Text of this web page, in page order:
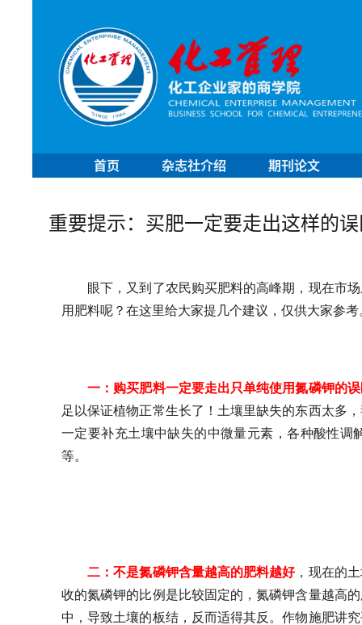
首页 杂志社介绍 期刊论文
重要提示：买肥一定要走出这样的
眼下，又到了农民购买肥料的高峰期，现在市
用肥料呢？在这里给大家提几个建议，仅供大家参考
一：购买肥料一定要走出只单纯使用氮磷钾的
足以保证植物正常生长了！土壤里缺失的东西太多
一定要补充土壤中缺失的中微量元素，各种酸性
等。
二：不是氮磷钾含量越高的肥料越好，现在的
收的氮磷钾的比例是比较固定的，氮磷钾含量越高
中，导致土壤的板结，反而适得其反。作物施肥讲